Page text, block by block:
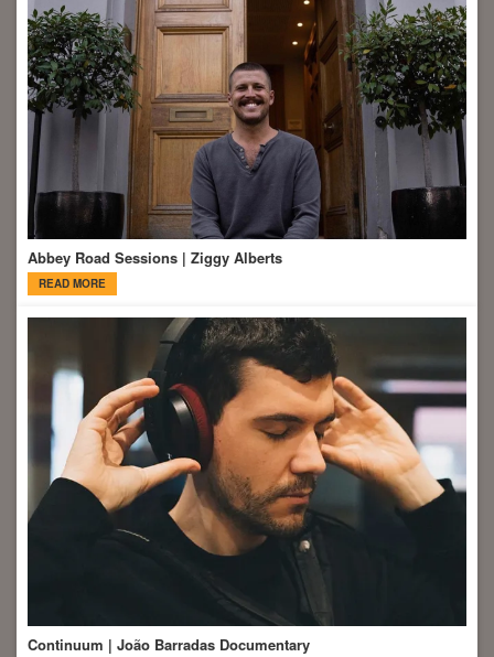
Abbey Road Sessions | Ziggy Alberts
READ MORE
Continuum | João Barradas Documentary